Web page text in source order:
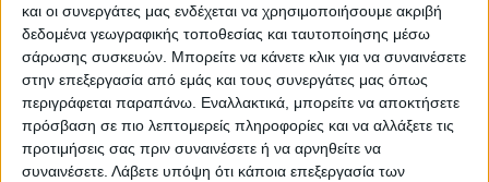
και οι συνεργάτες μας ενδέχεται να χρησιμοποιήσουμε ακριβή
δεδομένα γεωγραφικής τοποθεσίας και ταυτοποίησης μέσω
σάρωσης συσκευών. Μπορείτε να κάνετε κλικ για να συναινέσετε
στην επεξεργασία από εμάς και τους συνεργάτες μας όπως
περιγράφεται παραπάνω. Εναλλακτικά, μπορείτε να αποκτήσετε
πρόσβαση σε πιο λεπτομερείς πληροφορίες και να αλλάξετε τις
προτιμήσεις σας πριν συναινέσετε ή να αρνηθείτε να
συναινέσετε. Λάβετε υπόψη ότι κάποια επεξεργασία των
Η καταστολή όσων αμφισβητούν,
αντιστέκονται και υψώνουν το ανάστημα
είναι δομικό στοιχείο της «ανάπτυξης»,
«πράσινης» ή όχι, που ευαγγελίζονται το
κράτος και οι επενδυτές. Επιβάλλεται βίαια,